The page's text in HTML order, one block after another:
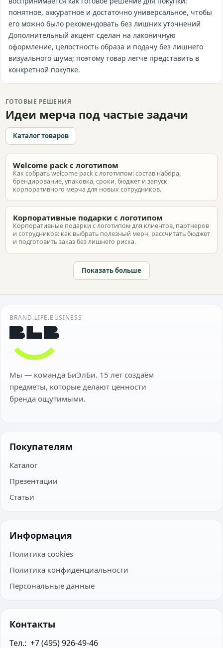
понятное, аккуратное и достаточно универсальное, чтобы
его можно было рекомендовать без лишних уточнений
Дополнительный акцент сделан на лаконичную
оформление, целостность образа и подачу без лишнего
визуального шума; поэтому товар легче представить в
конкретной покупке.
ГОТОВЫЕ РЕШЕНИЯ
Идеи мерча под частые задачи
Каталог товаров
Welcome pack с логотипом
Как собрать welcome pack с логотипом: состав набора,
брендирование, упаковка, сроки, бюджет и запуск
корпоративного мерча для новых сотрудников.
Корпоративные подарки с логотипом
Корпоративные подарки с логотипом для клиентов, партнеров
и сотрудников: как выбрать полезный мерч, рассчитать бюджет
и подготовить заказ без лишнего риска.
Показать больше
BRAND.LIFE.BUSINESS
Мы — команда БиЭлБи. 15 лет создаём
предметы, которые делают ценности
бренда ощутимыми.
Покупателям
Каталог
Презентации
Статьи
Информация
Политика cookies
Политика конфиденциальности
Персональные данные
Контакты
Тел.:  +7 (495) 926-49-46